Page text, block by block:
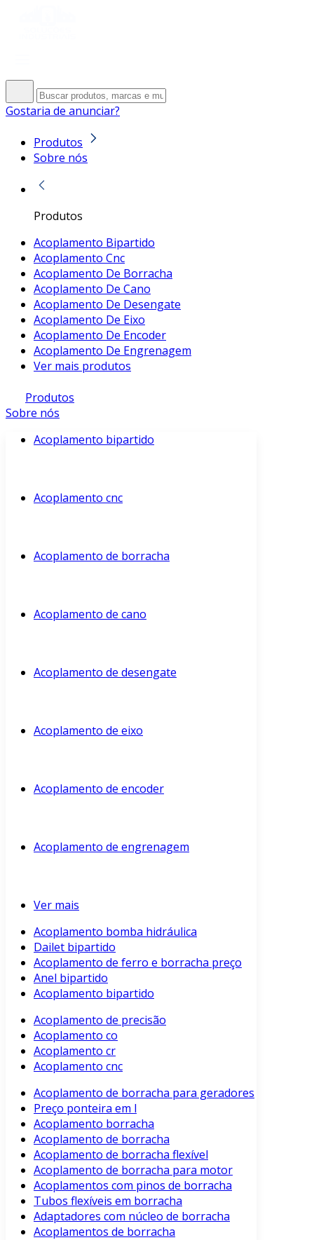
Gostaria de anunciar?
Produtos
Sobre nós
Produtos
Acoplamento Bipartido
Acoplamento Cnc
Acoplamento De Borracha
Acoplamento De Cano
Acoplamento De Desengate
Acoplamento De Eixo
Acoplamento De Encoder
Acoplamento De Engrenagem
Ver mais produtos
Produtos
Sobre nós
Acoplamento bipartido
Acoplamento cnc
Acoplamento de borracha
Acoplamento de cano
Acoplamento de desengate
Acoplamento de eixo
Acoplamento de encoder
Acoplamento de engrenagem
Ver mais
Acoplamento bomba hidráulica
Dailet bipartido
Acoplamento de ferro e borracha preço
Anel bipartido
Acoplamento bipartido
Acoplamento de precisão
Acoplamento co
Acoplamento cr
Acoplamento cnc
Acoplamento de borracha para geradores
Preço ponteira em l
Acoplamento borracha
Acoplamento de borracha
Acoplamento de borracha flexível
Acoplamento de borracha para motor
Acoplamentos com pinos de borracha
Tubos flexíveis em borracha
Adaptadores com núcleo de borracha
Acoplamentos de borracha